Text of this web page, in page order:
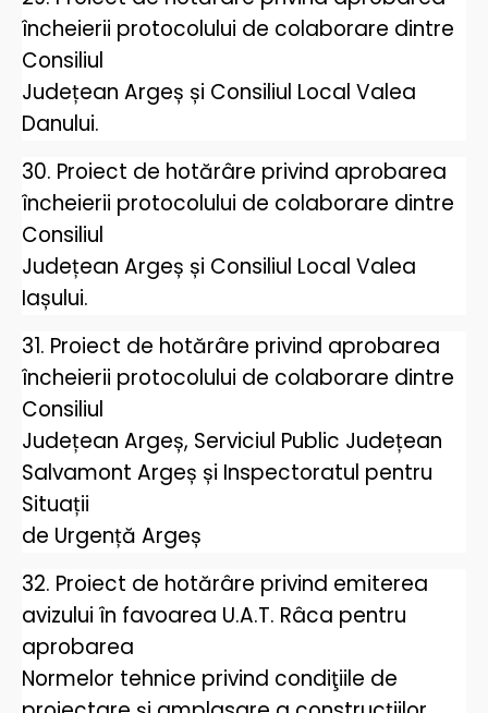
încheierii protocolului de colaborare dintre
Consiliul
Județean Argeș și Consiliul Local Valea
Danului.
30. Proiect de hotărâre privind aprobarea
încheierii protocolului de colaborare dintre
Consiliul
Județean Argeș și Consiliul Local Valea
Iașului.
31. Proiect de hotărâre privind aprobarea
încheierii protocolului de colaborare dintre
Consiliul
Județean Argeș, Serviciul Public Județean
Salvamont Argeș și Inspectoratul pentru
Situații
de Urgență Argeș
32. Proiect de hotărâre privind emiterea
avizului în favoarea U.A.T. Râca pentru
aprobarea
Normelor tehnice privind condiţiile de